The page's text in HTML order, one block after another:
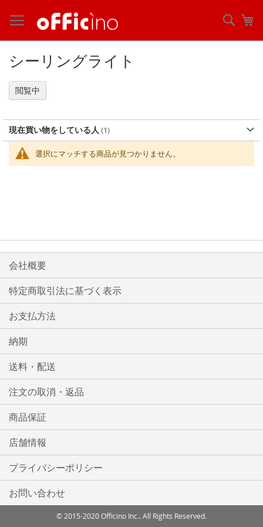
ン
テ
ン
に
キ
ッ
検
索
シーリングライト
選択にマッチする商品が見つかりません。
閲覧中
現在買い物をしている人
会社概要
特定商取引法に基づく表示
お支払方法
納期
送料・配送
注文の取消・返品
商品保証
店舗情報
プライバシーポリシー
お問い合わせ
© 2015-2020 Officino Inc.. All Rights Reserved.